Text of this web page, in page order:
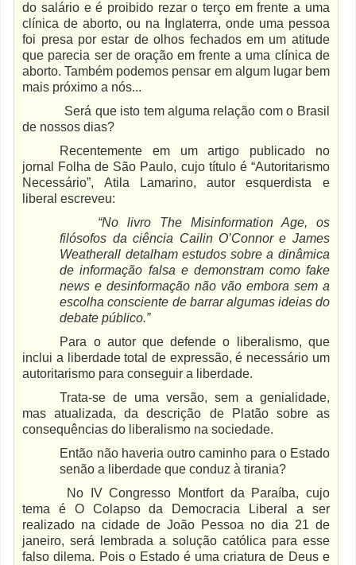
do salário e é proibido rezar o terço em frente a uma
clínica de aborto, ou na Inglaterra, onde uma pessoa
foi presa por estar de olhos fechados em um atitude
que parecia ser de oração em frente a uma clínica de
aborto. Também podemos pensar em algum lugar bem
mais próximo a nós...
Será que isto tem alguma relação com o Brasil
de nossos dias?
Recentemente em um artigo publicado no
jornal Folha de São Paulo, cujo título é “Autoritarismo
Necessário”, Atila Lamarino, autor esquerdista e
liberal escreveu:
“No livro The Misinformation Age, os
filósofos da ciência Cailin O’Connor e James
Weatherall detalham estudos sobre a dinâmica
de informação falsa e demonstram como fake
news e desinformação não vão embora sem a
escolha consciente de barrar algumas ideias do
debate público.”
Para o autor que defende o liberalismo, que
inclui a liberdade total de expressão, é necessário um
autoritarismo para conseguir a liberdade.
Trata-se de uma versão, sem a genialidade,
mas atualizada, da descrição de Platão sobre as
consequências do liberalismo na sociedade.
Então não haveria outro caminho para o Estado
senão a liberdade que conduz à tirania?
No IV Congresso Montfort da Paraíba, cujo
tema é O Colapso da Democracia Liberal a ser
realizado na cidade de João Pessoa no dia 21 de
janeiro, será lembrada a solução católica para esse
falso dilema. Pois o Estado é uma criatura de Deus e